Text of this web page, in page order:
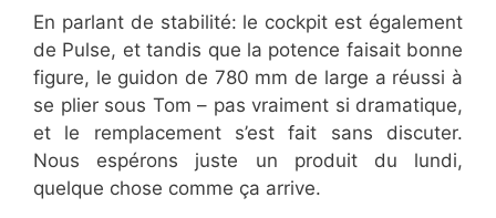
En parlant de stabilité: le cockpit est également
de Pulse, et tandis que la potence faisait bonne
figure, le guidon de 780 mm de large a réussi à
se plier sous Tom – pas vraiment si dramatique,
et le remplacement s’est fait sans discuter.
Nous espérons juste un produit du lundi,
quelque chose comme ça arrive.